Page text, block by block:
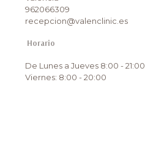
962066309
recepcion@valenclinic.es
Horario
De Lunes a Jueves 8:00 - 21:00
Viernes: 8:00 - 20:00